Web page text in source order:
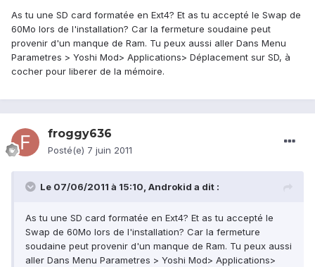
As tu une SD card formatée en Ext4? Et as tu accepté le Swap de
60Mo lors de l'installation? Car la fermeture soudaine peut
provenir d'un manque de Ram. Tu peux aussi aller Dans Menu
Parametres > Yoshi Mod> Applications> Déplacement sur SD, à
cocher pour liberer de la mémoire.
froggy636
Posté(e) 7 juin 2011
Le 07/06/2011 à 15:10, Androkid a dit :
As tu une SD card formatée en Ext4? Et as tu accepté le
Swap de 60Mo lors de l'installation? Car la fermeture
soudaine peut provenir d'un manque de Ram. Tu peux aussi
aller Dans Menu Parametres > Yoshi Mod> Applications>